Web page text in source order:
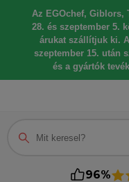
Az EGOchef, Giblors,
28. és szeptember 5.
árukat szállítjuk ki.
szeptember 15. után
és a gyártók
96%